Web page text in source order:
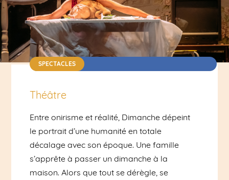
SPECTACLES
Théâtre
Entre onirisme et réalité, Dimanche dépeint
le portrait d’une humanité en totale
décalage avec son époque. Une famille
s’apprête à passer un dimanche à la
maison. Alors que tout se dérègle, se